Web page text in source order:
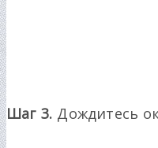
Шаг 3. Дождитесь